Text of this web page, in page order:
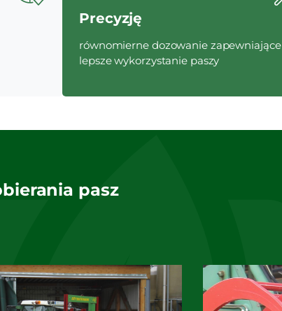
Precyzję
równomierne dozowanie zapewniające
lepsze wykorzystanie paszy
pasz